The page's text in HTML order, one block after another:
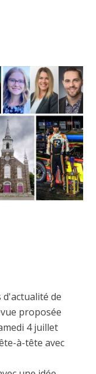
d'actualité de
proposée
4 juillet
à-tête avec